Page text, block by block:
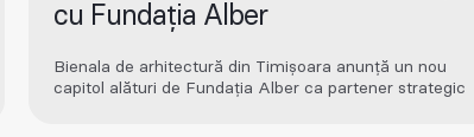
cu Fundația Alber
Bienala de arhitectură din Timișoara anunță un nou
capitol alături de Fundația Alber ca partener strategic